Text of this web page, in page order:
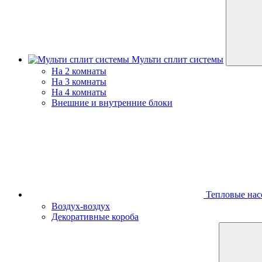
Мульти сплит системы
На 2 комнаты
На 3 комнаты
На 4 комнаты
Внешние и внутренние блоки
Тепловые
Воздух-воздух
Декоративные короба